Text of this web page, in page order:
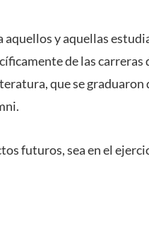
y aquellas
de las carreras
que se graduaron
futuros, sea en el